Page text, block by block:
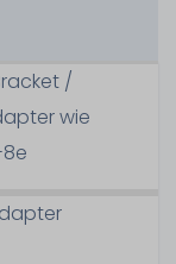
/
wie